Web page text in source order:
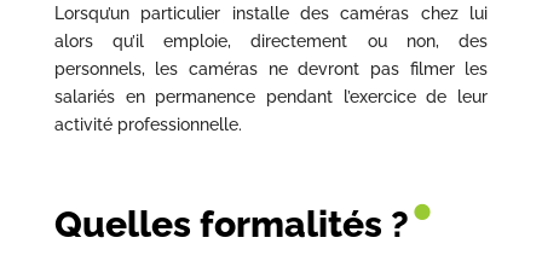
Lorsqu’un particulier installe des caméras chez lui
alors qu’il emploie, directement ou non, des
personnels, les caméras ne devront pas filmer les
salariés en permanence pendant l’exercice de leur
activité professionnelle.
Quelles formalités ?•